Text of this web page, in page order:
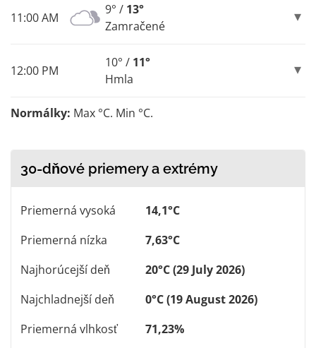
11:00 AM
9° / 13°
Zamračené
12:00 PM
10° / 11°
Hmla
Normálky: Max °C. Min °C.
30-dňové priemery a extrémy
Priemerná vysoká
14,1°C
Priemerná nízka
7,63°C
Najhorúcejší deň
20°C (29 July 2026)
Najchladnejší deň
0°C (19 August 2026)
Priemerná vlhkosť
71,23%